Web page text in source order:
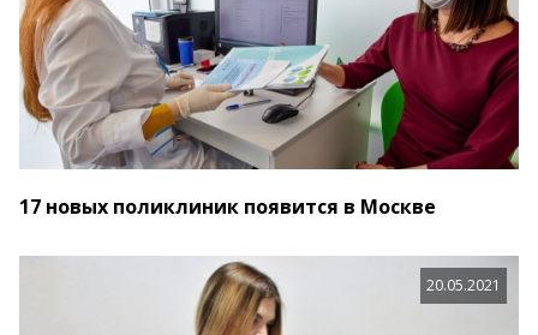
17 новых поликлиник появится в Москве
20.05.2021